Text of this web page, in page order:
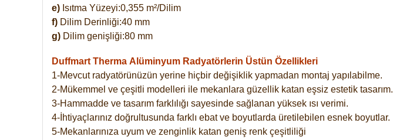
e) Isıtma Yüzeyi:0,355 m²/Dilim
f) Dilim Derinliği:40 mm
g) Dilim genişliği:80 mm
Duffmart Therma Alüminyum Radyatörlerin Üstün Özellikleri
1-Mevcut radyatörünüzün yerine hiçbir değişiklik yapmadan montaj yapılabilme.
2-Mükemmel ve çeşitli modelleri ile mekanlara güzellik katan eşsiz estetik tasarım.
3-Hammadde ve tasarım farklılığı sayesinde sağlanan yüksek ısı verimi.
4-İhtiyaçlarınız doğrultusunda farklı ebat ve boyutlarda üretilebilen esnek boyutlar.
5-Mekanlarınıza uyum ve zenginlik katan geniş renk çeşitliliği